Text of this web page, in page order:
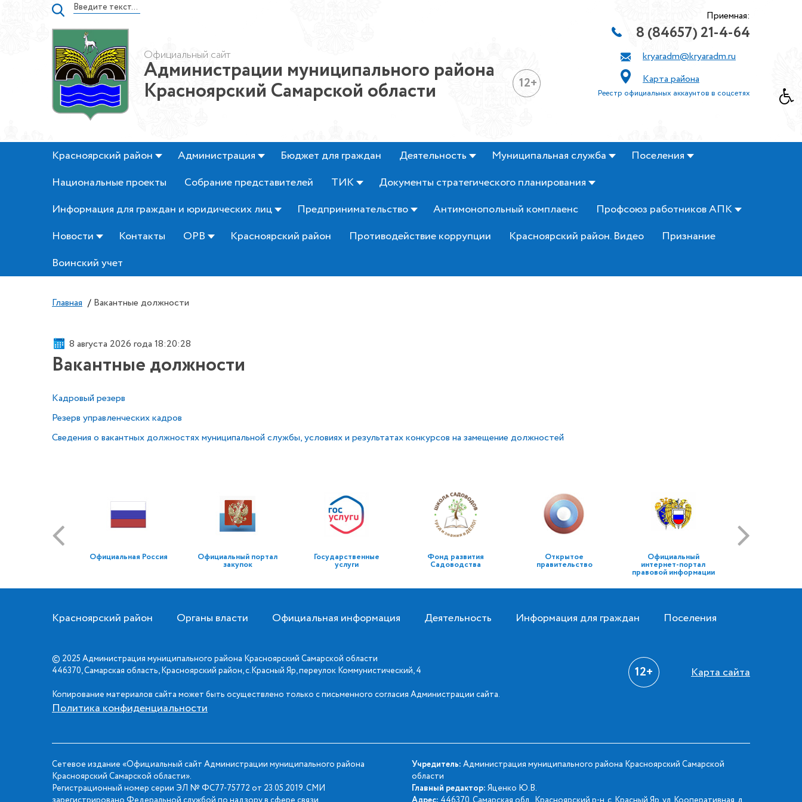
Официальный сайт
Администрации муниципального района
Красноярский Самарской области 12+
Приемная:
8 (84657) 21-4-64
kryaradm@kryaradm.ru
Карта района
Реестр официальных аккаунтов в соцсетях
Красноярский район Администрация Бюджет для граждан Деятельность Муниципальная служба
Поселения
Национальные проекты
Собрание представителей ТИК
Документы стратегического планирования
Информация для граждан и юридических лиц
Предпринимательство Антимонопольный комплаенс
Профсоюз работников АПК
Новости
Контакты ОРВ Красноярский район Противодействие коррупции Красноярский район. Видео
Признание
Воинский учет
Главная / Вакантные должности
8 августа 2026 года 18:20:28
Вакантные должности
Кадровый резерв
Резерв управленческих кадров
Сведения о вакантных должностях муниципальной службы, условиях и результатах конкурсов на замещение должностей
Официальная Россия Официальный портал
закупок
Государственные
услуги
Фонд развития
Садоводства
Открытое
правительство
Официальный
интернет-портал
правовой информации
Красноярский район Органы власти Официальная информация Деятельность Информация для граждан Поселения
© 2025 Администрация муниципального района Красноярский Самарской области
446370, Самарская область, Красноярский район, с.Красный Яр, переулок Коммунистический, 4
Копирование материалов сайта может быть осуществлено только с письменного согласия Администрации сайта.
Политика конфиденциальности
12+ Карта сайта
Сетевое издание «Официальный сайт Администрации муниципального района
Красноярский Самарской области».
Регистрационный номер серии ЭЛ № ФС77-75772 от 23.05.2019. СМИ
Учредитель: Администрация муниципального района Красноярский Самарской
области
Главный редактор: Яценко Ю.В.